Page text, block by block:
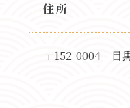
住所
〒152-0004 目